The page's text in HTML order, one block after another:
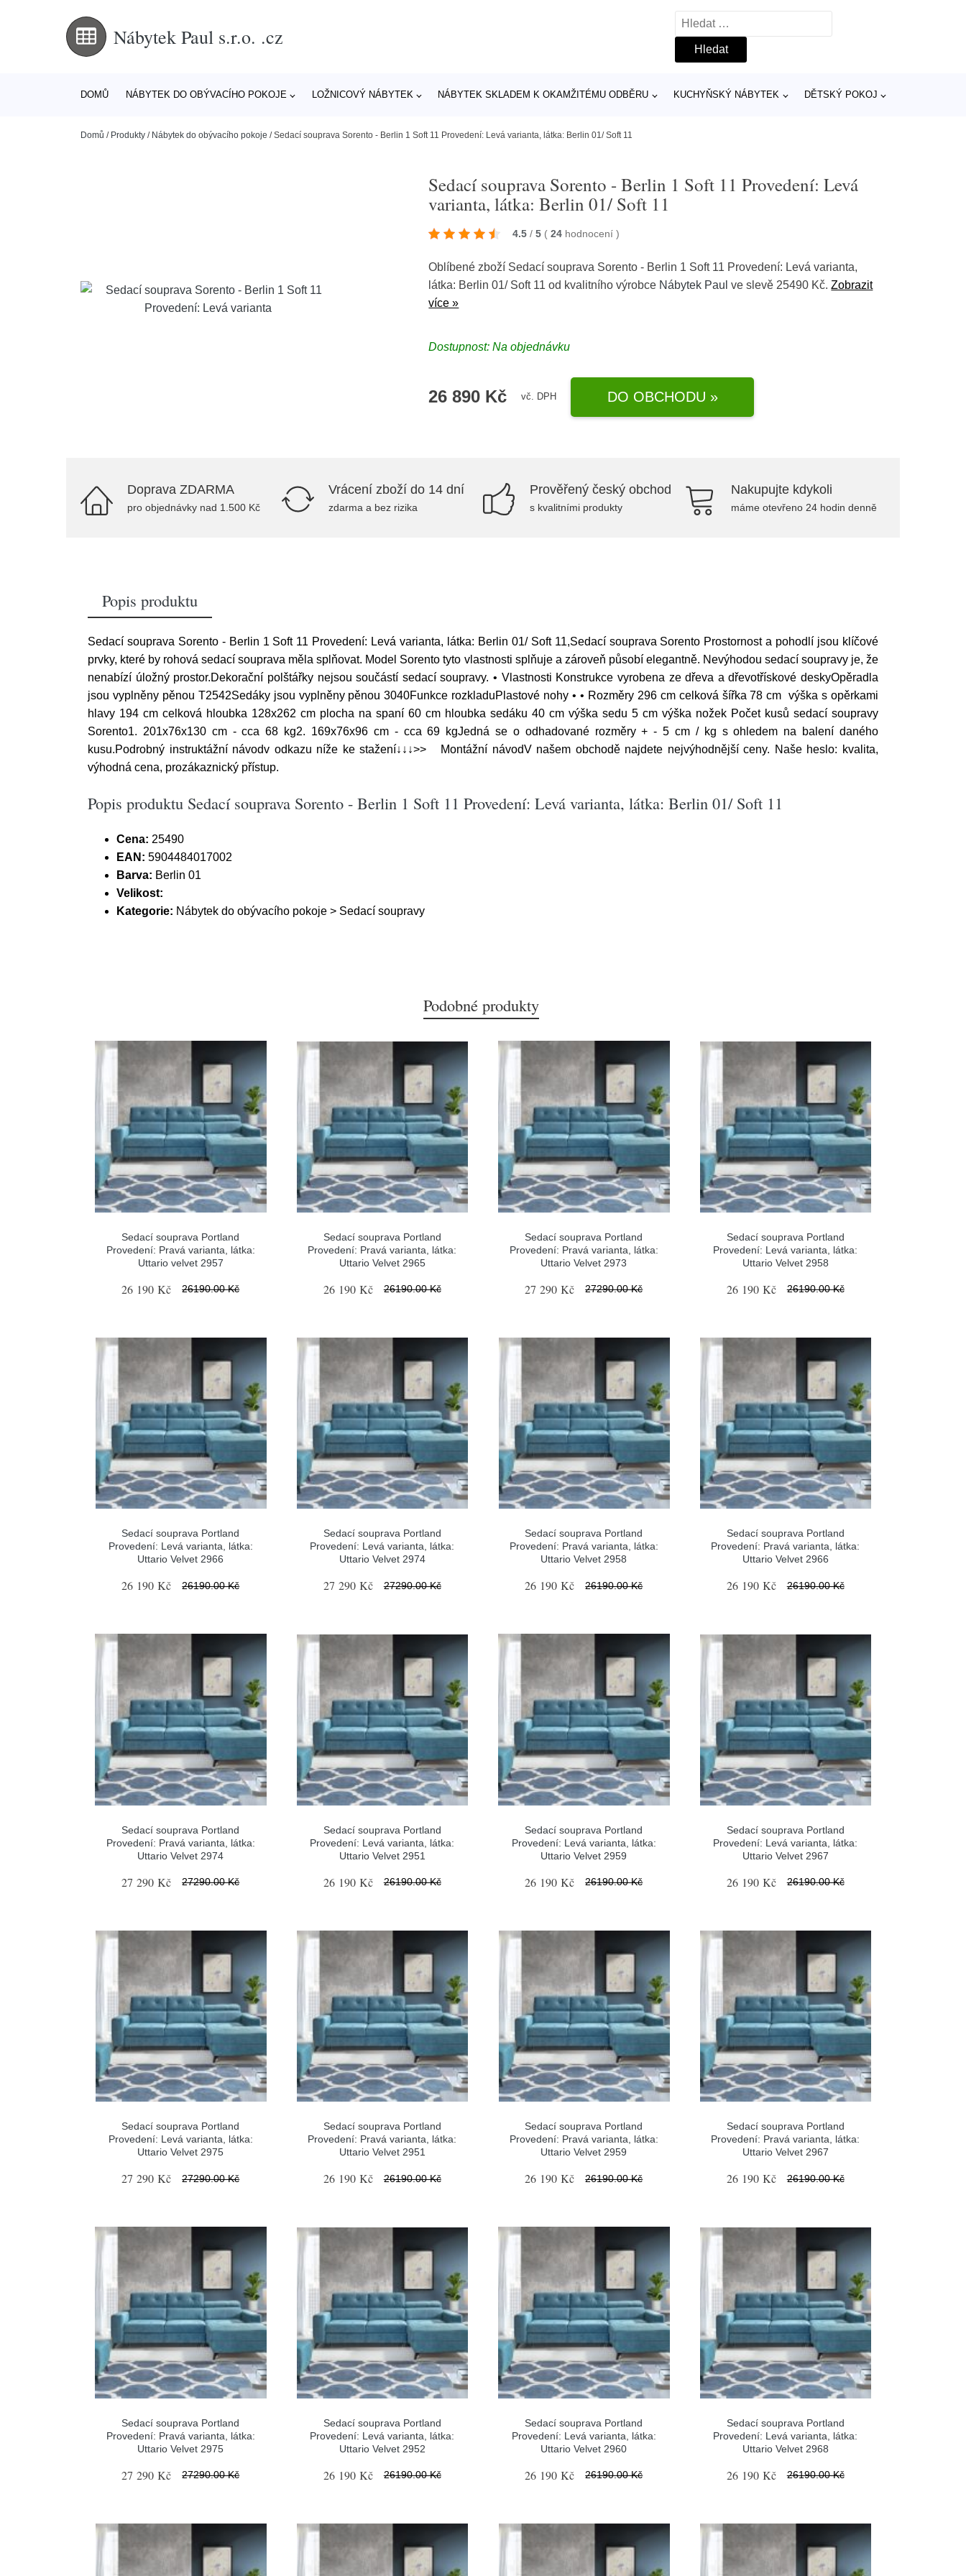
Nábytek Paul s.r.o. .cz
Vyhledávání
DOMŮ NÁBYTEK DO OBÝVACÍHO POKOJE LOŽNICOVÝ NÁBYTEK NÁBYTEK SKLADEM K OKAMŽITÉMU ODBĚRU KUCHYŇSKÝ NÁBYTEK DĚTSKÝ POKOJ
Domů / Produkty / Nábytek do obývacího pokoje /Sedací souprava Sorento - Berlin 1 Soft 11 Provedení: Levá varianta, látka: Berlin 01/ Soft 11
Sedací souprava Sorento - Berlin 1 Soft 11 Provedení: Levá
varianta, látka: Berlin 01/ Soft 11
4.5 / 5 ( 24 hodnocení)
Oblíbené zboží Sedací souprava Sorento - Berlin 1 Soft 11 Provedení: Levá varianta,
látka: Berlin 01/ Soft 11 od kvalitního výrobce Nábytek Paul ve slevě 25490 Kč.Zobrazit
více »
Dostupnost: Na objednávku
26 890 Kč vč. DPH DO OBCHODU »
Doprava ZDARMA
pro objednávky nad 1.500 Kč
Vrácení zboží do 14 dní
zdarma a bez rizika
Prověřený český obchod
s kvalitními produkty
Nakupujte kdykoli
máme otevřeno 24 hodin denně
Popis produktu
Sedací souprava Sorento - Berlin 1 Soft 11 Provedení: Levá varianta, látka: Berlin 01/ Soft 11,Sedací souprava Sorento Prostornost a pohodlí jsou klíčové
prvky, které by rohová sedací souprava měla splňovat. Model Sorento tyto vlastnosti splňuje a zároveň působí elegantně. Nevýhodou sedací soupravy je, že
nenabízí úložný prostor.Dekorační polštářky nejsou součástí sedací soupravy. • Vlastnosti Konstrukce vyrobena ze dřeva a dřevotřískové deskyOpěradla
jsou vyplněny pěnou T2542Sedáky jsou vyplněny pěnou 3040Funkce rozkladuPlastové nohy • • Rozměry 296 cm celková šířka 78 cm výška s opěrkami
hlavy 194 cm celková hloubka 128x262 cm plocha na spaní 60 cm hloubka sedáku 40 cm výška sedu 5 cm výška nožek Počet kusů sedací soupravy
Sorento1. 201x76x130 cm - cca 68 kg2. 169x76x96 cm - cca 69 kgJedná se o odhadované rozměry + - 5 cm / kg s ohledem na balení daného
kusu.Podrobný instruktážní návodv odkazu níže ke stažení↓↓↓>> Montážní návodV našem obchodě najdete nejvýhodnější ceny. Naše heslo: kvalita,
výhodná cena, prozákaznický přístup.
Popis produktu Sedací souprava Sorento - Berlin 1 Soft 11 Provedení: Levá varianta, látka: Berlin 01/ Soft 11
Cena: 25490
EAN: 5904484017002
Barva: Berlin 01
Velikost:
Kategorie: Nábytek do obývacího pokoje > Sedací soupravy
Podobné produkty
Sedací souprava Portland
Provedení: Pravá varianta, látka:
Uttario velvet 2957
26 190 Kč 26190.00 Kč
Sedací souprava Portland
Provedení: Pravá varianta, látka:
Uttario Velvet 2965
26 190 Kč 26190.00 Kč
Sedací souprava Portland
Provedení: Pravá varianta, látka:
Uttario Velvet 2973
27 290 Kč 27290.00 Kč
Sedací souprava Portland
Provedení: Levá varianta, látka:
Uttario Velvet 2958
26 190 Kč 26190.00 Kč
Sedací souprava Portland
Provedení: Levá varianta, látka:
Uttario Velvet 2966
26 190 Kč 26190.00 Kč
Sedací souprava Portland
Provedení: Levá varianta, látka:
Uttario Velvet 2974
27 290 Kč 27290.00 Kč
Sedací souprava Portland
Provedení: Pravá varianta, látka:
Uttario Velvet 2958
26 190 Kč 26190.00 Kč
Sedací souprava Portland
Provedení: Pravá varianta, látka:
Uttario Velvet 2966
26 190 Kč 26190.00 Kč
Sedací souprava Portland
Provedení: Pravá varianta, látka:
Uttario Velvet 2974
27 290 Kč 27290.00 Kč
Sedací souprava Portland
Provedení: Levá varianta, látka:
Uttario Velvet 2951
26 190 Kč 26190.00 Kč
Sedací souprava Portland
Provedení: Levá varianta, látka:
Uttario Velvet 2959
26 190 Kč 26190.00 Kč
Sedací souprava Portland
Provedení: Levá varianta, látka:
Uttario Velvet 2967
26 190 Kč 26190.00 Kč
Sedací souprava Portland
Provedení: Levá varianta, látka:
Uttario Velvet 2975
27 290 Kč 27290.00 Kč
Sedací souprava Portland
Provedení: Pravá varianta, látka:
Uttario Velvet 2951
26 190 Kč 26190.00 Kč
Sedací souprava Portland
Provedení: Pravá varianta, látka:
Uttario Velvet 2959
26 190 Kč 26190.00 Kč
Sedací souprava Portland
Provedení: Pravá varianta, látka:
Uttario Velvet 2967
26 190 Kč 26190.00 Kč
Sedací souprava Portland
Provedení: Pravá varianta, látka:
Uttario Velvet 2975
27 290 Kč 27290.00 Kč
Sedací souprava Portland
Provedení: Levá varianta, látka:
Uttario Velvet 2952
26 190 Kč 26190.00 Kč
Sedací souprava Portland
Provedení: Levá varianta, látka:
Uttario Velvet 2960
26 190 Kč 26190.00 Kč
Sedací souprava Portland
Provedení: Levá varianta, látka:
Uttario Velvet 2968
26 190 Kč 26190.00 Kč